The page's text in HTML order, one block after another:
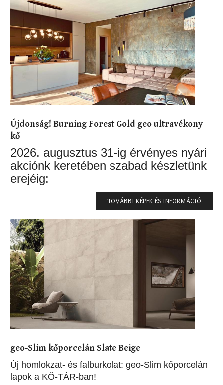
Újdonság! Burning Forest Gold geo ultravékony
kő
2026. augusztus 31-ig érvényes nyári
akciónk keretében szabad készletünk
erejéig:
TOVÁBBI KÉPEK ÉS INFORMÁCIÓ
geo-Slim kőporcelán Slate Beige
Új homlokzat- és falburkolat: geo-Slim kőporcelán
lapok a KŐ-TÁR-ban!